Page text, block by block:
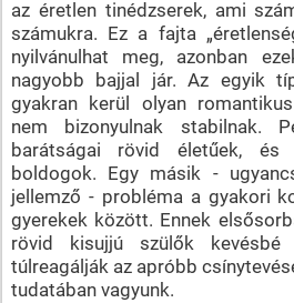
az éretlen tinédzserek, ami
számukra. Ez a fajta
nyilvánulhat meg, azonban
nagyobb bajjal jár. Az egyik
gyakran kerül olyan
nem bizonyulnak stabilnak.
barátságai rövid életűek, és
boldogok. Egy másik -
jellemző - probléma a gyakori
gyerekek között. Ennek
rövid kisujjú szülők kevésbé
túlreagálják az apróbb
tudatában vagyunk.